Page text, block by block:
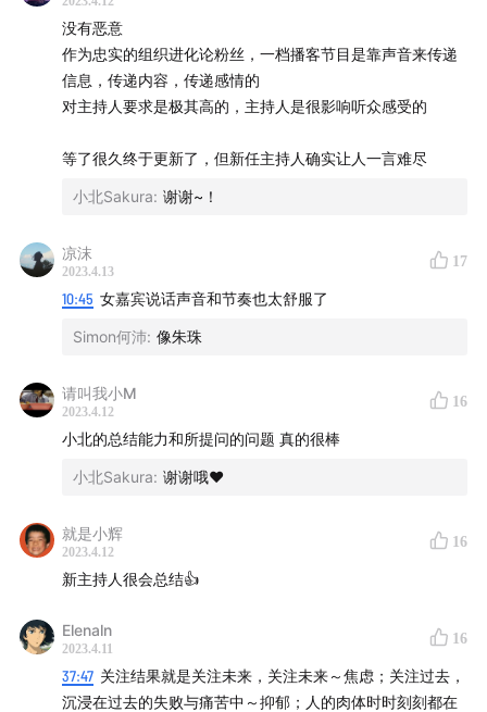
【Staff】
^ 小北
陈太太
文字编辑^ 小北、静晗
【相关阅读】 **
普林斯顿大学进化心理学教授，美国国家图书奖、普利策
奖提名奖得主。《洞见》一书是「一本颠覆认知的洞见之
书」，曾荣登《纽约时报》畅销榜榜首。该书将佛学中的
哲学思想和现代心理学、进化心理学、现代脑科学等研究
心理和人类自我意识之间的因果关系，将读者从自然选择
的局限视角中解放出来。
《心流》：作者 [美]米哈里·契克森米哈赖（Mihaly
理论提出者。「心流」是指人在做某些事情时所进入的全
神贯注、投入忘我的状态。在该状态中，人甚至感觉不到
足的感受。本书对心流理论进行了系统的介绍，从日常生
活、休闲娱乐、工作、人际关系各方面阐述如何进入心流
状态。
没有恶意
作为忠实的组织进化论粉丝，一档播客节目是靠声音来传递
信息，传递内容，传递感情的
对主持人要求是极其高的，主持人是很影响听众感受的
等了很久终于更新了，但新任主持人确实让人一言难尽
小北Sakura: 谢谢~！
凉沫
2023.4.13
17
10:45 女嘉宾说话声音和节奏也太舒服了
Simon何沛: 像朱珠
请叫我小M
2023.4.12
16
小北的总结能力和所提问的问题 真的很棒
小北Sakura: 谢谢哦♥
就是小辉
2023.4.12
16
新主持人很会总结👍
Elenaln
2023.4.11
16
37:47 关注结果就是关注未来，关注未来～焦虑；关注过去，
沉浸在过去的失败与痛苦中～抑郁；人的肉体时时刻刻都在